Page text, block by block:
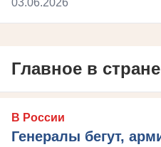
Главное в стране
В России
Генералы бегут,